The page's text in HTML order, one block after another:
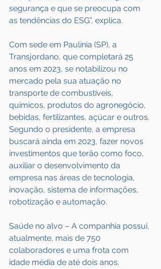
segurança e que se preocupa com
as tendências do ESG”, explica.
Com sede em Paulínia (SP), a
Transjordano, que completará 25
anos em 2023, se notabilizou no
mercado pela sua atuação no
transporte de combustíveis,
químicos, produtos do agronegócio,
bebidas, fertilizantes, açúcar e outros.
Segundo o presidente, a empresa
buscará ainda em 2023, fazer novos
investimentos que terão como foco,
auxiliar o desenvolvimento da
empresa nas áreas de tecnologia,
inovação, sistema de informações,
robotização e automação.
Saúde no alvo – A companhia possui,
atualmente, mais de 750
colaboradores e uma frota com
idade média de até dois anos.